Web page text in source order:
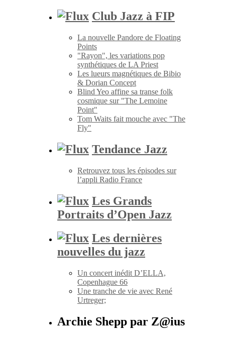
Club Jazz à FIP
La nouvelle Pandore de Floating
Points
"Rayon", les variations pop
synthétiques de LA Priest
Les lueurs magnétiques de Bibio
& Dorian Concept
Blind Yeo affine sa transe folk
cosmique sur "The Lemoine
Point"
Tom Waits fait mouche avec "The
Fly"
Tendance Jazz
Retrouvez tous les épisodes sur
l’appli Radio France
Les Grands
Portraits d’Open Jazz
Les dernières
nouvelles du jazz
Un concert inédit D’ELLA,
Copenhague 66
Une tranche de vie avec René
Urtreger;
Archie Shepp par Z@ius